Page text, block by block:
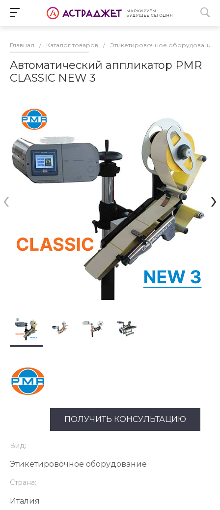
Главная / Каталог товаров / Этикетировочное оборудование
Автоматический аппликатор PMR
CLASSIC NEW 3
‹ ›
ПОЛУЧИТЬ КОНСУЛЬТАЦИЮ
Вид:
Этикетировочное оборудование
Страна:
Италия